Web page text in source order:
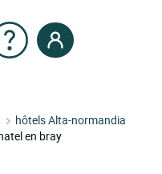
hôtels Alta-normandia
en bray